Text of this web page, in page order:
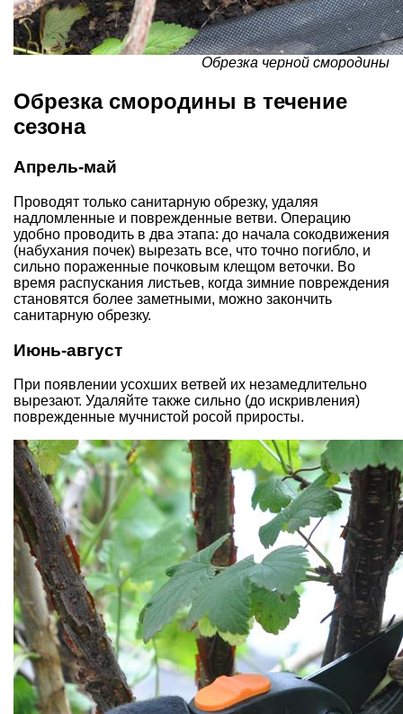
Обрезка черной смородины
Обрезка смородины в течение
сезона
Апрель-май
Проводят только санитарную обрезку, удаляя
надломленные и поврежденные ветви. Операцию
удобно проводить в два этапа: до начала сокодвижения
(набухания почек) вырезать все, что точно погибло, и
сильно пораженные почковым клещом веточки. Во
время распускания листьев, когда зимние повреждения
становятся более заметными, можно закончить
санитарную обрезку.
Июнь-август
При появлении усохших ветвей их незамедлительно
вырезают. Удаляйте также сильно (до искривления)
поврежденные мучнистой росой приросты.